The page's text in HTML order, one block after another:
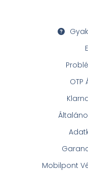
OTP
Mobilpont